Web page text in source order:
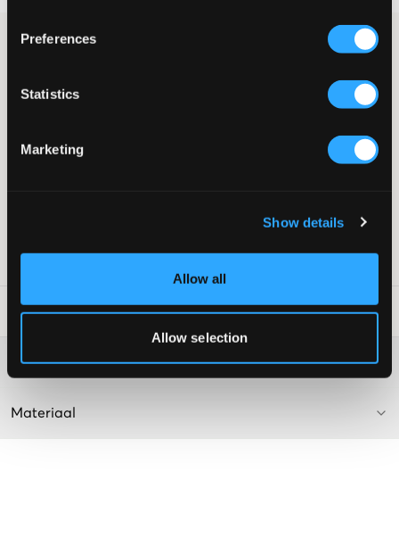
Preferences
Statistics
Marketing
Show details
Allow all
Allow selection
Fijngebreide trui van Gant. De trui heeft een half-zip en een
onderkant. Het logo van het merk is geborduurd aan één kant
van de borst.
Half-zip
SKU
Laundry Advice:
Washing advice
Materiaal